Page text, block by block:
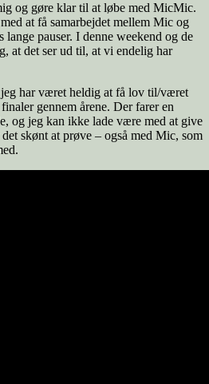
og gøre klar til at løbe med MicMic.
at få samarbejdet mellem Mic og
pauser. I denne weekend og de
at det ser ud til, at vi endelig har
jeg har været heldig at få lov til/været
gennem årene. Der farer en
og jeg kan ikke lade være med at give
skønt at prøve – også med Mic, som